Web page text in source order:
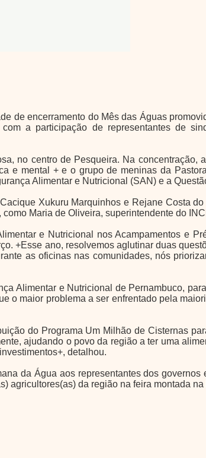
de encerramento do Mês das Águas
a participação de representantes de
no centro de Pesqueira. Na
e mental + e o grupo de meninas da
Alimentar e Nutricional (SAN) e a
Xukuru Marquinhos e Rejane Costa
Maria de Oliveira, superintendente do
e Nutricional nos Acampamentos e
+Esse ano, resolvemos aglutinar duas
as oficinas nas comunidades, nós
Alimentar e Nutricional de Pernambuco,
o maior problema a ser enfrentado pela
do Programa Um Milhão de Cisternas
ajudando o povo da região a ter uma
detalhou.
da Água aos representantes dos
agricultores(as) da região na feira montada